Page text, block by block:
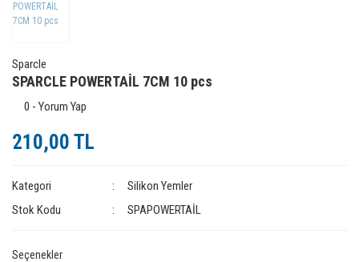
Sparcle
SPARCLE POWERTAİL 7CM 10 pcs
0 - Yorum Yap
210,00 TL
Kategori
Silikon Yemler
Stok Kodu
SPAPOWERTAİL
Seçenekler